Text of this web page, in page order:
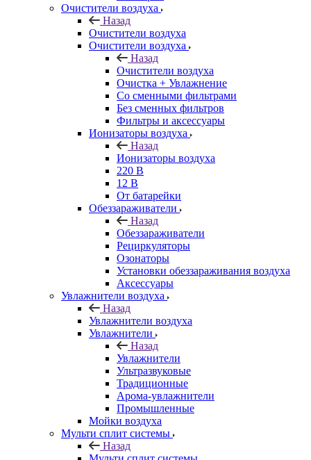
Очистители воздуха
Назад
Очистители воздуха
Очистители воздуха
Назад
Очистители воздуха
Очистка + Увлажнение
Cо сменными фильтрами
Без сменных фильтров
Фильтры и аксессуары
Ионизаторы воздуха
Назад
Ионизаторы воздуха
220 В
12 В
От батарейки
Обеззараживатели
Назад
Обеззараживатели
Рециркуляторы
Озонаторы
Установки обеззараживания воздуха
Аксессуары
Увлажнители воздуха
Назад
Увлажнители воздуха
Увлажнители
Назад
Увлажнители
Ультразвуковые
Традиционные
Арома-увлажнители
Промышленные
Мойки воздуха
Мульти сплит системы
Назад